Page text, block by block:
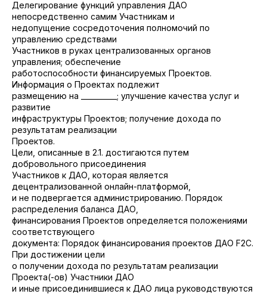
Делегирование функций управления ДАО
непосредственно самим Участникам и
недопущение сосредоточения полномочий по
управлению средствами
Участников в руках централизованных органов
управления; обеспечение
работоспособности финансируемых Проектов.
Информация о Проектах подлежит
размещению на __________; улучшение качества услуг и
развитие
инфраструктуры Проектов; получение дохода по
результатам реализации
Проектов.
Цели, описанные в 2.1. достигаются путем
добровольного присоединения
Участников к ДАО, которая является
децентрализованной онлайн-платформой,
и не подвергается администрированию. Порядок
распределения баланса ДАО,
финансирования Проектов определяется положениями
соответствующего
документа: Порядок финансирования проектов ДАО F2C.
При достижении цели
о получении дохода по результатам реализации
Проекта(-ов) Участники ДАО
и иные присоединившиеся к ДАО лица руководствуются